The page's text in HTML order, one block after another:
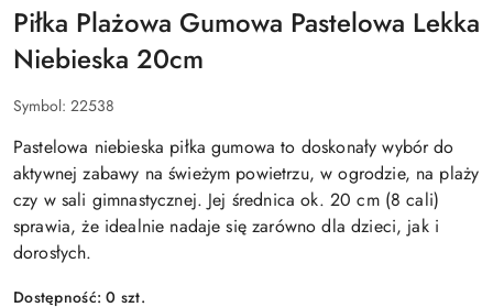
Piłka Plażowa Gumowa Pastelowa Lekka
Niebieska 20cm
Symbol: 22538
Pastelowa niebieska piłka gumowa to doskonały wybór do
aktywnej zabawy na świeżym powietrzu, w ogrodzie, na plaży
czy w sali gimnastycznej. Jej średnica ok. 20 cm (8 cali)
sprawia, że idealnie nadaje się zarówno dla dzieci, jak i
dorosłych.
Dostępność:0 szt.